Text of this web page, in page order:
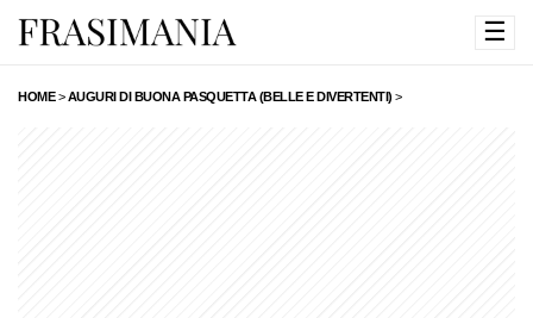
☰
HOME>AUGURI DI BUONA PASQUETTA (BELLE E DIVERTENTI) >